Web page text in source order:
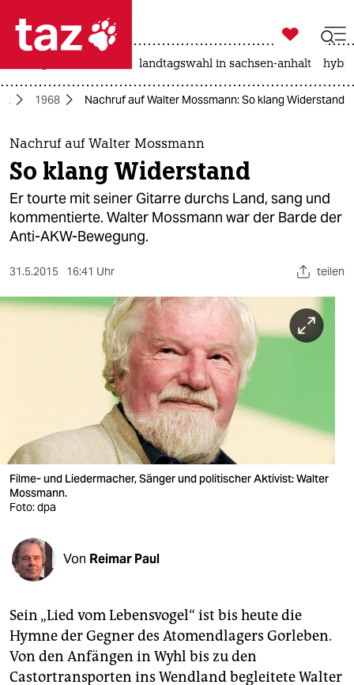
 taz zahl ich
taz zahl ich
themen
politik
öko
wahrheit
verlag
verlag
shop
fragen & hilfe
unterstützen
abo
genossenschaft

taz zahl ich
landtagswahl in sachsen-anhalt
1968 Nachruf auf Walter Mossmann: So klang Widerstand
Nachruf auf Walter Mossmann
So klang Widerstand
Er tourte mit seiner Gitarre durchs Land, sang und
kommentierte. Walter Mossmann war der Barde der
Anti-AKW-Bewegung.
31.5.2015 16:41 Uhr teilen
Filme- und Liedermacher, Sänger und politischer Aktivist: Walter
Mossmann.
Foto: dpa
Von Reimar Paul
Sein „Lied vom Lebensvogel“ ist bis heute die
Hymne der Gegner des Atomendlagers Gorleben.
Von den Anfängen in Wyhl bis zu den
Castortransporten ins Wendland begleitete Walter